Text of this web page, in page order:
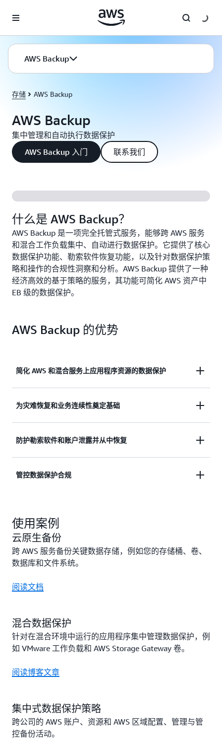
AWS Backup
存储 AWS Backup
AWS Backup
集中管理和自动执行数据保护
AWS Backup 入门
联系我们
什么是 AWS Backup？
AWS Backup 是一项完全托管式服务，能够跨 AWS 服务
和混合工作负载集中、自动进行数据保护。它提供了核心
数据保护功能、勒索软件恢复功能，以及针对数据保护策
略和操作的合规性洞察和分析。AWS Backup 提供了一种
经济高效的基于策略的服务，其功能可简化 AWS 资产中
EB 级的数据保护。
AWS Backup 的优势
简化 AWS 和混合服务上应用程序资源的数据保护
为灾难恢复和业务连续性奠定基础
还原测试和验证。
防护勒索软件和账户泄露并从中恢复
管库（作为深度防御策略的一部分）。
管控数据保护合规
使用案例
云原生备份
跨 AWS 服务备份关键数据存储，例如您的存储桶、卷、
数据库和文件系统。
阅读文档
混合数据保护
针对在混合环境中运行的应用程序集中管理数据保护，例
如 VMware 工作负载和 AWS Storage Gateway 卷。
阅读博客文章
集中式数据保护策略
跨公司的 AWS 账户、资源和 AWS 区域配置、管理与管
控备份活动。